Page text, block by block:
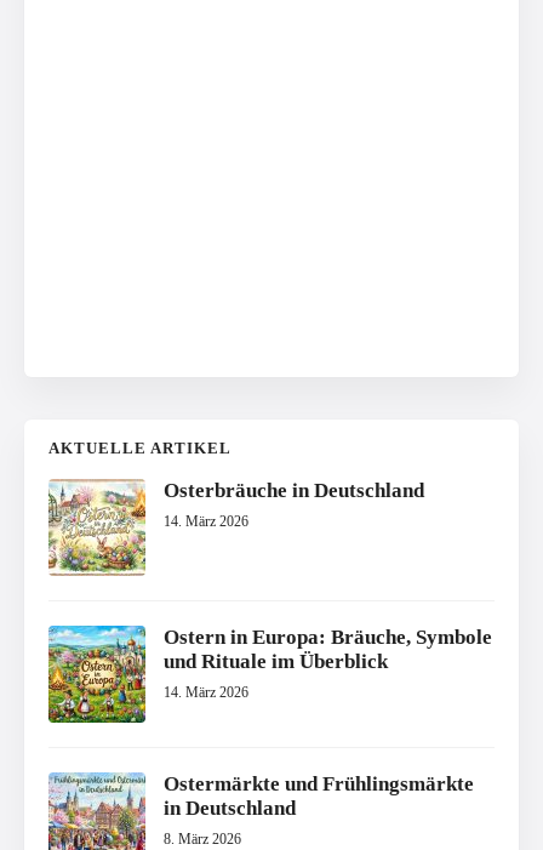
AKTUELLE ARTIKEL
Osterbräuche in Deutschland
14. März 2026
Ostern in Europa: Bräuche, Symbole
und Rituale im Überblick
14. März 2026
Ostermärkte und Frühlingsmärkte
in Deutschland
8. März 2026